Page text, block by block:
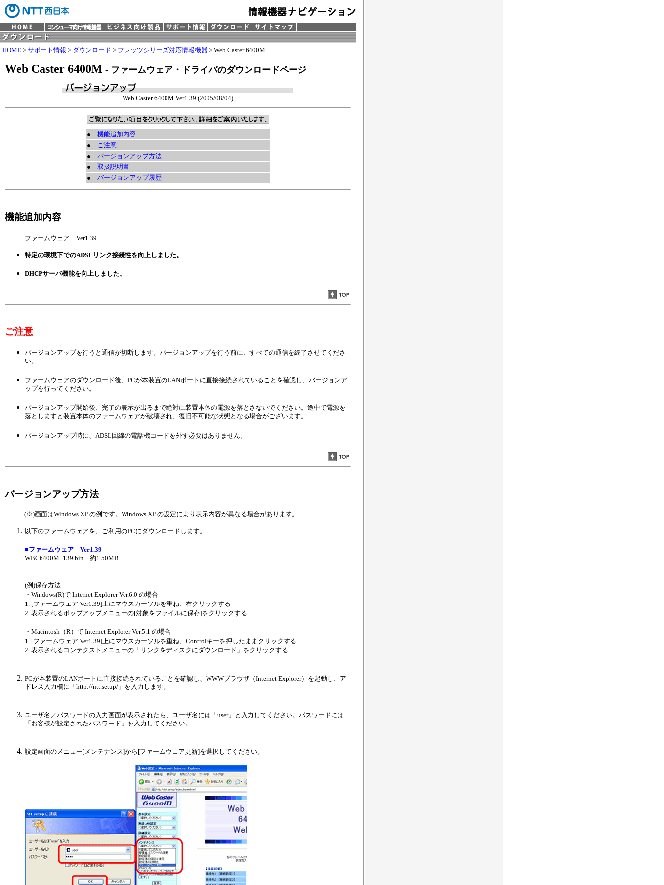
HOME > サポート情報 > ダウンロード > フレッツシリーズ対応情報機器 > Web Caster 6400M
Web Caster 6400M - ファームウェア・ドライバのダウンロードページ
Web Caster 6400M Ver1.39 (2005/08/04)
● 機能追加内容
● ご注意
● バージョンアップ方法
● 取扱説明書
● バージョンアップ履歴
機能追加内容
ファームウェア Ver1.39
特定の環境下でのADSLリンク接続性を向上しました。
DHCPサーバ機能を向上しました。
ご注意
バージョンアップを行うと通信が切断します。バージョンアップを行う前に、すべての通信を終了させてくださ
い。
ファームウェアのダウンロード後、PCが本装置のLANポートに直接接続されていることを確認し、バージョンア
ップを行ってください。
バージョンアップ開始後、完了の表示が出るまで絶対に装置本体の電源を落とさないでください。途中で電源を
落としますと装置本体のファームウェアが破壊され、復旧不可能な状態となる場合がございます。
バージョンアップ時に、ADSL回線の電話機コードを外す必要はありません。
バージョンアップ方法
(※)画面はWindows XP の例です。Windows XP の設定により表示内容が異なる場合があります。
以下のファームウェアを、ご利用のPCにダウンロードします。
■ファームウェア Ver1.39
WBC6400M_139.bin 約1.50MB
(例)保存方法
・Windows(R)で Internet Explorer Ver.6.0 の場合
1. [ファームウェア Ver1.39]上にマウスカーソルを重ね、右クリックする
2. 表示されるポップアップメニューの[対象をファイルに保存]をクリックする
・Macintosh（R）で Internet Explorer Ver.5.1 の場合
1. [ファームウェア Ver1.39]上にマウスカーソルを重ね、Controlキーを押したままクリックする
2. 表示されるコンテクストメニューの「リンクをディスクにダウンロード」をクリックする
PCが本装置のLANポートに直接接続されていることを確認し、WWWブラウザ（Internet Explorer）を起動し、ア
ドレス入力欄に「http://ntt.setup/」を入力します。
ユーザ名／パスワードの入力画面が表示されたら、ユーザ名には「user」と入力してください。パスワードには
「お客様が設定されたパスワード」を入力してください。
設定画面のメニュー[メンテナンス]から[ファームウェア更新]を選択してください。